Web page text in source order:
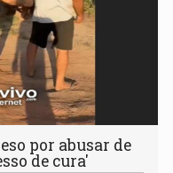
por abusar de
de cura'